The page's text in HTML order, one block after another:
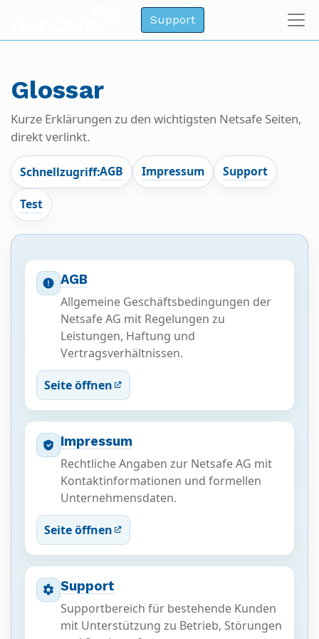
Support
Glossar
Kurze Erklärungen zu den wichtigsten Netsafe Seiten,
direkt verlinkt.
Schnellzugriff:AGB Impressum Support
Test
AGB
Allgemeine Geschäftsbedingungen der
Netsafe AG mit Regelungen zu
Leistungen, Haftung und
Vertragsverhältnissen.
Seite öffnen
Impressum
Rechtliche Angaben zur Netsafe AG mit
Kontaktinformationen und formellen
Unternehmensdaten.
Seite öffnen
Support
Supportbereich für bestehende Kunden
mit Unterstützung zu Betrieb, Störungen